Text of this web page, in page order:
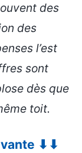
des
des
l’est
sont
dès que
toit.
⬇⬇